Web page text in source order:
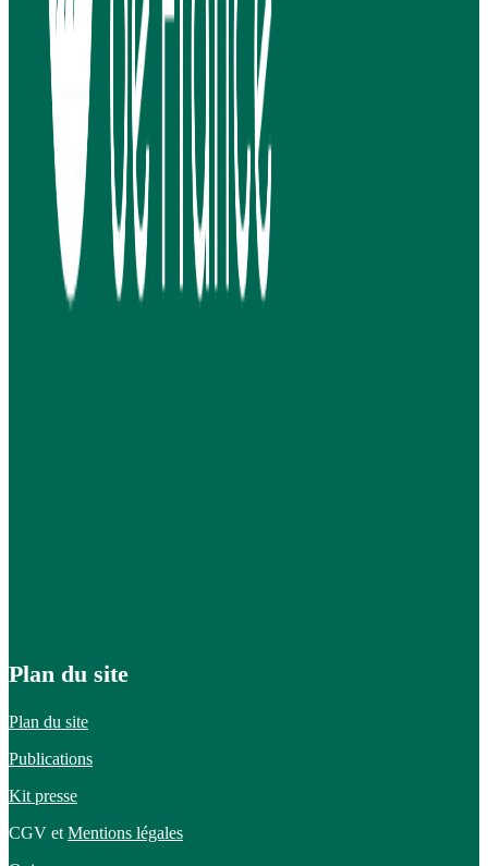
Plan du site
Plan du site
Publications
Kit presse
CGV et Mentions légales